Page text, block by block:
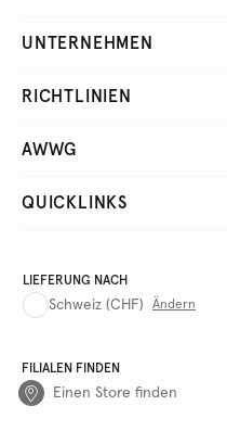
UNTERNEHMEN
RICHTLINIEN
AWWG
QUICKLINKS
LIEFERUNG NACH
Schweiz (CHF) Ändern
FILIALEN FINDEN
Einen Store finden